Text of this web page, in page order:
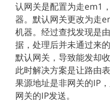
认网关是配置为走em1
器。默认网关更改为走
机器。经过查找发现是
据，处理后并未通过来
默认网关，导致能发却收
此时解决方案是让路由
果源地址是非网关的IP
网关的IP发送。